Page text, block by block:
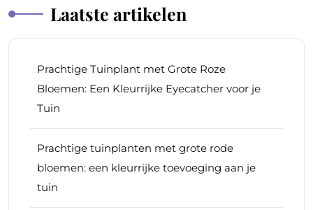
Laatste artikelen
Prachtige Tuinplant met Grote Roze
Bloemen: Een Kleurrijke Eyecatcher voor je
Tuin
Prachtige tuinplanten met grote rode
bloemen: een kleurrijke toevoeging aan je
tuin